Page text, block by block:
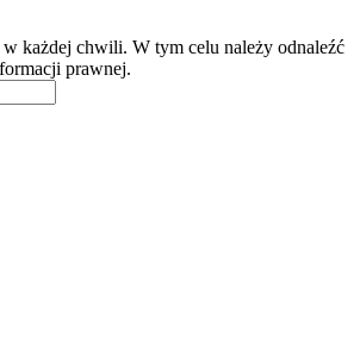
każdej chwili. W tym celu należy odnaleźć
prawnej.